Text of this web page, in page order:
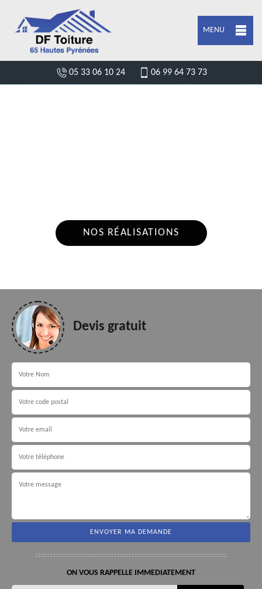
MENU
05 33 06 10 24 06 99 64 73 73
NOS RÉALISATIONS
Devis gratuit
ON VOUS RAPPELLE IMMEDIATEMENT